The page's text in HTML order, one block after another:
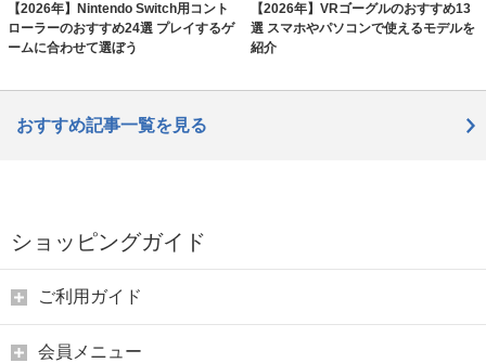
【2026年】Nintendo Switch用コント
ローラーのおすすめ24選 プレイするゲ
ームに合わせて選ぼう
【2026年】VRゴーグルのおすすめ13
選 スマホやパソコンで使えるモデルを
紹介
おすすめ記事一覧を見る
ショッピングガイド
ご利用ガイド
会員メニュー